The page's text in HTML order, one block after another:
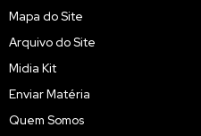
Mapa do Site
Arquivo do Site
Midia Kit
Enviar Matéria
Quem Somos